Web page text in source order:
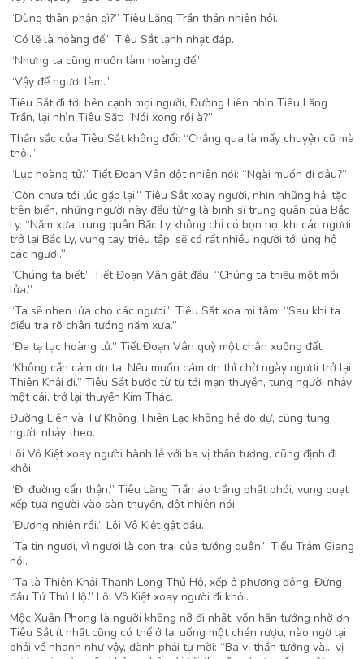
“Dùng thân phận gì?” Tiêu Lăng Trần thản nhiên hỏi.
“Có lẽ là hoàng đế.” Tiêu Sắt lạnh nhạt đáp.
“Nhưng ta cũng muốn làm hoàng đế.”
“Vậy để ngươi làm.”
Tiêu Sắt đi tới bên cạnh mọi người, Đường Liên nhìn Tiêu Lăng
Trần, lại nhìn Tiêu Sắt: “Nói xong rồi à?”
Thần sắc của Tiêu Sắt không đổi: “Chẳng qua là mấy chuyện cũ mà
thôi.”
“Lục hoàng tử.” Tiết Đoạn Vân đột nhiên nói: “Ngài muốn đi đâu?”
“Còn chưa tới lúc gặp lại.” Tiêu Sắt xoay người, nhìn những hải tặc
trên biển, những người này đều từng là binh sĩ trung quân của Bắc
Ly. “Năm xưa trung quân Bắc Ly không chỉ có bọn họ, khi các ngươi
trở lại Bắc Ly, vung tay triệu tập, sẽ có rất nhiều người tới ủng hộ
các ngươi.”
“Chúng ta biết.” Tiết Đoạn Vân gật đầu: “Chúng ta thiếu một mồi
lửa.”
“Ta sẽ nhen lửa cho các ngươi.” Tiêu Sắt xoa mi tâm: “Sau khi ta
điều tra rõ chân tướng năm xưa.”
“Đa tạ lục hoàng tử.” Tiết Đoạn Vân quỳ một chân xuống đất.
“Không cần cảm ơn ta. Nếu muốn cám ơn thì chờ ngày ngươi trở lại
Thiên Khải đi.” Tiêu Sắt bước từ từ tới mạn thuyền, tung người nhảy
một cái, trở lại thuyền Kim Thác.
Đường Liên và Tư Không Thiên Lạc không hề do dự, cũng tung
người nhảy theo.
Lôi Vô Kiệt xoay người hành lễ với ba vị thần tướng, cũng định đi
khỏi.
“Đi đường cẩn thận.” Tiêu Lăng Trần áo trắng phất phới, vung quạt
xếp tựa người vào sàn thuyền, đột nhiên nói.
“Đương nhiên rồi.” Lôi Vô Kiệt gật đầu.
“Ta tin ngươi, vì ngươi là con trai của tướng quân.” Tiếu Trảm Giang
nói.
“Ta là Thiên Khải Thanh Long Thủ Hộ, xếp ở phương đông. Đứng
đầu Tứ Thủ Hộ.” Lôi Vô Kiệt xoay người đi khỏi.
Mộc Xuân Phong là người không nỡ đi nhất, vốn hắn tưởng nhờ ơn
Tiêu Sắt ít nhất cũng có thể ở lại uống một chén rượu, nào ngờ lại
phải về nhanh như vậy, đành phải tự mời: “Ba vị thần tướng và… vị